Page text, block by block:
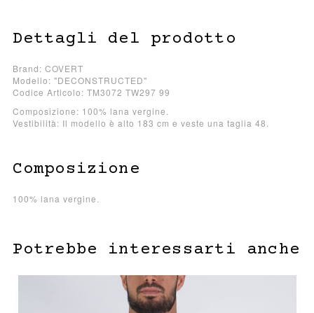
Dettagli del prodotto
Brand: COVERT
Modello: "DECONSTRUCTED"
Codice Articolo: TM3072 TW297 99
Composizione: 100% lana vergine.
Vestibilità: Il modello è alto 183 cm e veste una taglia 48.
Composizione
100% lana vergine.
Potrebbe interessarti anche